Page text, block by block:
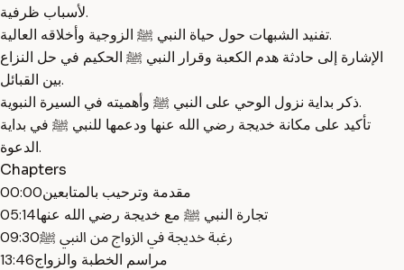
لأسباب ظرفية.
تفنيد الشبهات حول حياة النبي ﷺ الزوجية وأخلاقه العالية.
الإشارة إلى حادثة هدم الكعبة وقرار النبي ﷺ الحكيم في حل النزاع
بين القبائل.
ذكر بداية نزول الوحي على النبي ﷺ وأهميته في السيرة النبوية.
تأكيد على مكانة خديجة رضي الله عنها ودعمها للنبي ﷺ في بداية
الدعوة.
Chapters
00:00مقدمة وترحيب بالمتابعين
05:14تجارة النبي ﷺ مع خديجة رضي الله عنها
09:30رغبة خديجة في الزواج من النبي ﷺ
13:46مراسم الخطبة والزواج